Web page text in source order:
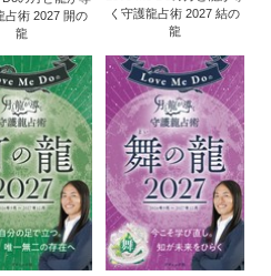
占術 2027 開の
龍
く守護龍占術 2027 結の
龍